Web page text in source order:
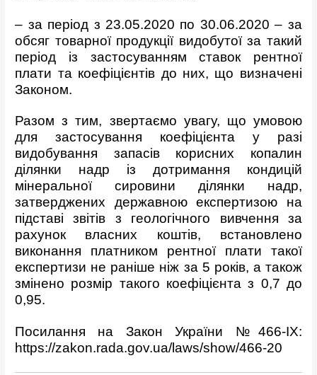
– за період з 23.05.2020 по 30.06.2020 – за
обсяг товарної продукції видобутої за такий
період із застосуванням ставок рентної
плати та коефіцієнтів до них, що визначені
Законом.
Разом з тим, звертаємо увагу, що умовою
для застосування коефіцієнта у разі
видобування запасів корисних копалин
ділянки надр із дотримання кондицій
мінеральної сировини ділянки надр,
затверджених державною експертизою на
підставі звітів з геологічного вивчення за
рахунок власних коштів, встановлено
виконання платником рентної плати такої
експертизи не раніше ніж за 5 років, а також
змінено розмір такого коефіцієнта з 0,7 до
0,95.
Посилання на Закон України №466-ІХ:
https://zakon.rada.gov.ua/laws/show/466-20